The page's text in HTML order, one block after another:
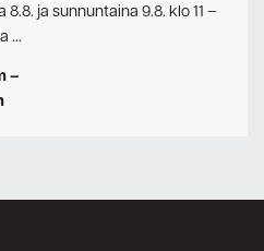
ja sunnuntaina 9.8. klo 11 –
…
–